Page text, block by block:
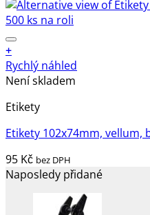
+
Rychlý náhled
Není skladem
Etikety
Etikety 102x74mm, vellum,
95 Kč bez DPH
Naposledy přidané